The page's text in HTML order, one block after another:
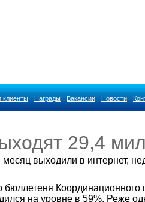
клиенты Награды Вакансии Новости
29,4
выходили в интернет,
бюллетеня
на уровне в 59%. Реже